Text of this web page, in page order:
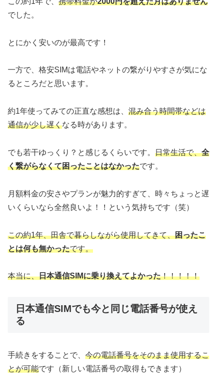
でした。
とにかく安いのが最高です！
一方で、格安SIMは電話やネットの繋がりやすさが気にな
るところだと思います。
約1年使ってみての正直な感想は、 混み合う時間帯などは
通信が少し遅くなる時があります。
でも若干ゆっくり？と感じるくらいです。 日常生活で、全
く繋がらなくて困ったことはなかったです。
月額料金の安さやプランが魅力的すぎて、時々ちょっと遅
いくらいなら全然良いよ！！という気持ちです（笑）
この約1年、田舎で暮らしながら使用してきて、困ったこ
とは何も無かったです。
本当に、日本通信SIMに乗り換えてよかった！！！！！
日本通信SIMでも今と同じ電話番号が使え
る
手続きをすることで、 今の電話番号をそのまま使用するこ
とが可能です（新しい電話番号の取得もできます）